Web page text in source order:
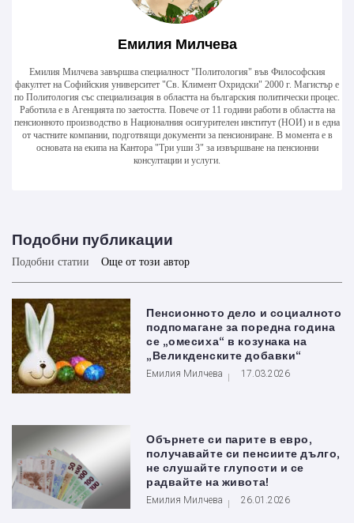
Емилия Милчева
Емилия Милчева завършва специалност "Политология" във Философския
факултет на Софийския университет "Св. Климент Охридски" 2000 г. Магистър е
по Политология със специализация в областта на българския политически процес.
Работила е в Агенцията по заетостта. Повече от 11 години работи в областта на
пенсионното производство в Националния осигурителен институт (НОИ) и в една
от частните компании, подготвящи документи за пенсиониране. В момента е в
основата на екипа на Кантора "Три уши 3" за извършване на пенсионни
консултации и услуги.
Подобни публикации
Подобни статии Още от този автор
Пенсионното дело и социалното
подпомагане за поредна година
се „омесиха“ в козунака на
„Великденските добавки“
Емилия Милчева 17.03.2026
Обърнете си парите в евро,
получавайте си пенсиите дълго,
не слушайте глупости и се
радвайте на живота!
Емилия Милчева 26.01.2026